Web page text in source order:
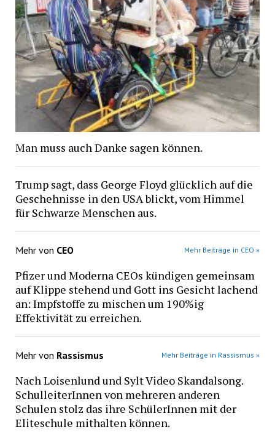
Man muss auch Danke sagen können.
Trump sagt, dass George Floyd glücklich auf die
Geschehnisse in den USA blickt, vom Himmel
für Schwarze Menschen aus.
Mehr von CEO Mehr Beiträge in CEO »
Pfizer und Moderna CEOs kündigen gemeinsam
auf Klippe stehend und Gott ins Gesicht lachend
an: Impfstoffe zu mischen um 190%ig
Effektivität zu erreichen.
Mehr von Rassismus Mehr Beiträge in Rassismus »
Nach Loisenlund und Sylt Video Skandalsong.
SchulleiterInnen von mehreren anderen
Schulen stolz das ihre SchülerInnen mit der
Eliteschule mithalten können.